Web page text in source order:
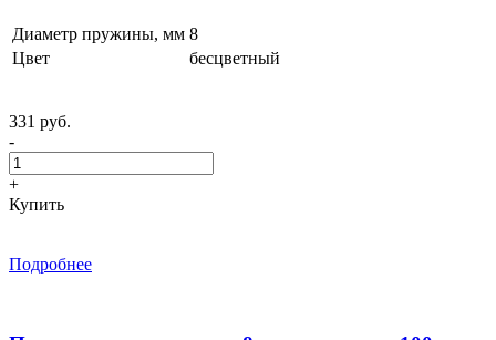
Диаметр пружины, мм 8
Цвет
бесцветный
331 руб.
-
+
Купить
Подробнее